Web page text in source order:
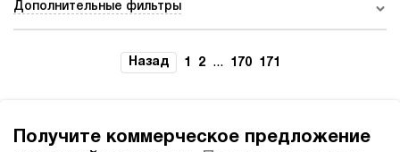
Ручные гидростанции
Гидростанции с двумя
Автоматические
Домкрат 100 тонн с
Дополнительные фильтры
Назад 1 2 ... 170 171
Получите коммерческое предложение